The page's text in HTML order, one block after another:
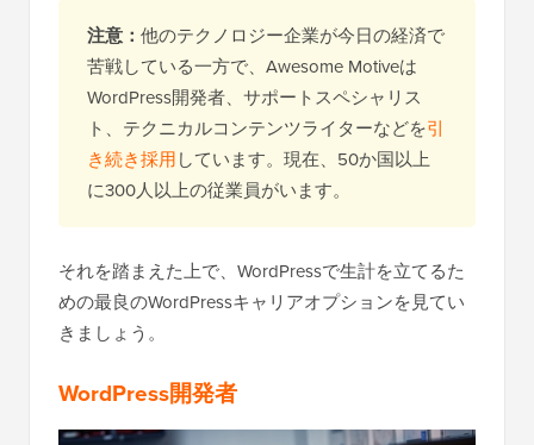
注意： 他のテクノロジー企業が今日の経済で
苦戦している一方で、Awesome Motiveは
WordPress開発者、サポートスペシャリス
ト、テクニカルコンテンツライターなどを引
き続き採用しています。現在、50か国以上
に300人以上の従業員がいます。
それを踏まえた上で、WordPressで生計を立てるた
めの最良のWordPressキャリアオプションを見てい
きましょう。
WordPress開発者